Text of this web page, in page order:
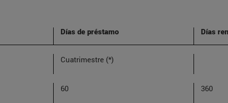
Días de préstamo Días
Cuatrimestre (*)
60 360